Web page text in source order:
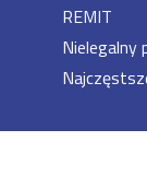
REMIT
Nielegalny